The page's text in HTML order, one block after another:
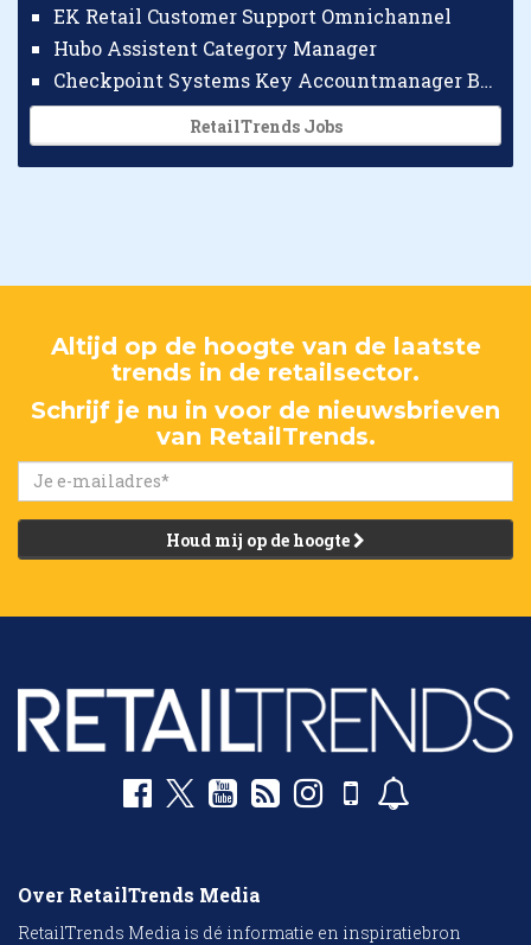
EK Retail Customer Support Omnichannel
Hubo Assistent Category Manager
Checkpoint Systems Key Accountmanager Benelux
RetailTrends Jobs
Altijd op de hoogte van de laatste
trends in de retailsector.
Schrijf je nu in voor de nieuwsbrieven
van RetailTrends.
Houd mij op de hoogte
Over RetailTrends Media
RetailTrends Media is dé informatie en inspiratiebron